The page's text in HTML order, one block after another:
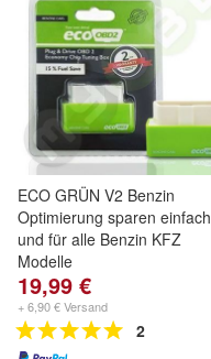
ECO GRÜN V2 Benzin
Optimierung sparen einfach
und für alle Benzin KFZ
Modelle
19,99 €
+ 6,90 € Versand
2